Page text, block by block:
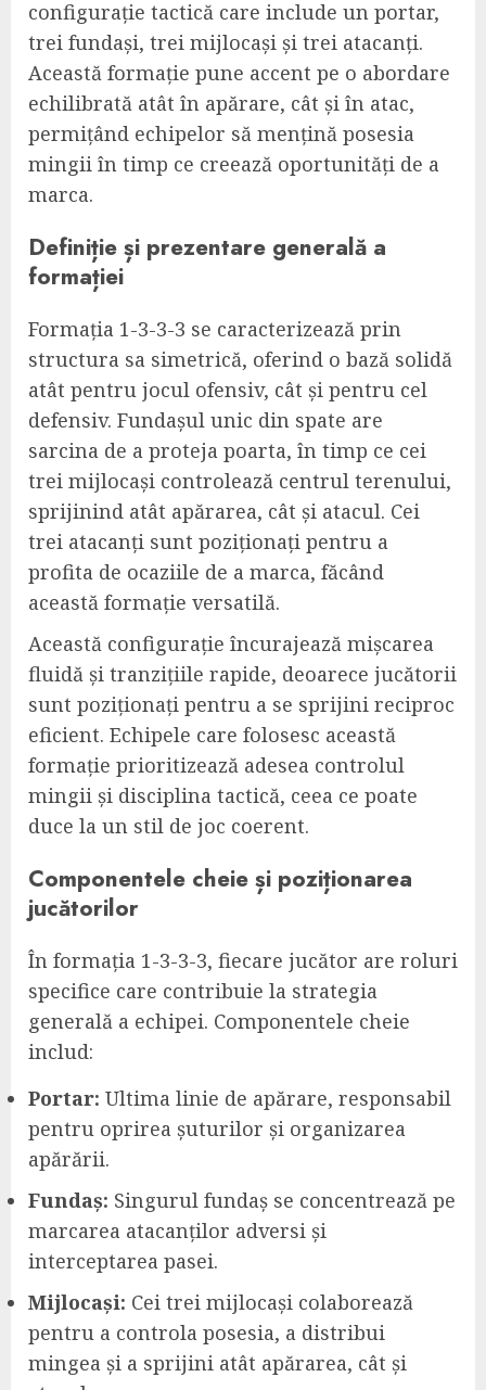
configurație tactică care include un portar,
trei fundași, trei mijlocași și trei atacanți.
Această formație pune accent pe o abordare
echilibrată atât în apărare, cât și în atac,
permițând echipelor să mențină posesia
mingii în timp ce creează oportunități de a
marca.
Definiție și prezentare generală a
formației
Formația 1-3-3-3 se caracterizează prin
structura sa simetrică, oferind o bază solidă
atât pentru jocul ofensiv, cât și pentru cel
defensiv. Fundașul unic din spate are
sarcina de a proteja poarta, în timp ce cei
trei mijlocași controlează centrul terenului,
sprijinind atât apărarea, cât și atacul. Cei
trei atacanți sunt poziționați pentru a
profita de ocaziile de a marca, făcând
această formație versatilă.
Această configurație încurajează mișcarea
fluidă și tranzițiile rapide, deoarece jucătorii
sunt poziționați pentru a se sprijini reciproc
eficient. Echipele care folosesc această
formație prioritizează adesea controlul
mingii și disciplina tactică, ceea ce poate
duce la un stil de joc coerent.
Componentele cheie și poziționarea
jucătorilor
În formația 1-3-3-3, fiecare jucător are roluri
specifice care contribuie la strategia
generală a echipei. Componentele cheie
includ:
Portar: Ultima linie de apărare, responsabil
pentru oprirea șuturilor și organizarea
apărării.
Fundaș: Singurul fundaș se concentrează pe
marcarea atacanților adversi și
interceptarea pasei.
Mijlocași: Cei trei mijlocași colaborează
pentru a controla posesia, a distribui
mingea și a sprijini atât apărarea, cât și